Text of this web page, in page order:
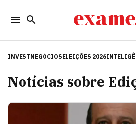
INVESTNEGÓCIOSELEIÇÕES 2026
Notícias sobre